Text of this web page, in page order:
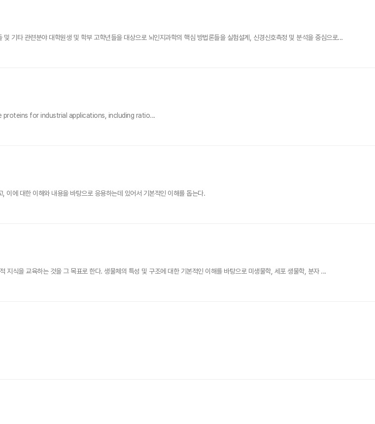
기타 관련분야 대학원생 및 학부 고학년들을 대상으로 뇌인지과학의 핵심 방법론들을 실험설계, 신경신호측정 및 분석을 중심으로...
for industrial applications, including ratio...
이에 대한 이해와 내용을 바탕으로 응용하는데 있어서 기본적인 이해를 돕는다.
지식을 교육하는 것을 그 목표로 한다. 생물체의 특성 및 구조에 대한 기본적인 이해를 바탕으로 미생물학, 세포 생물학, 분자 ...